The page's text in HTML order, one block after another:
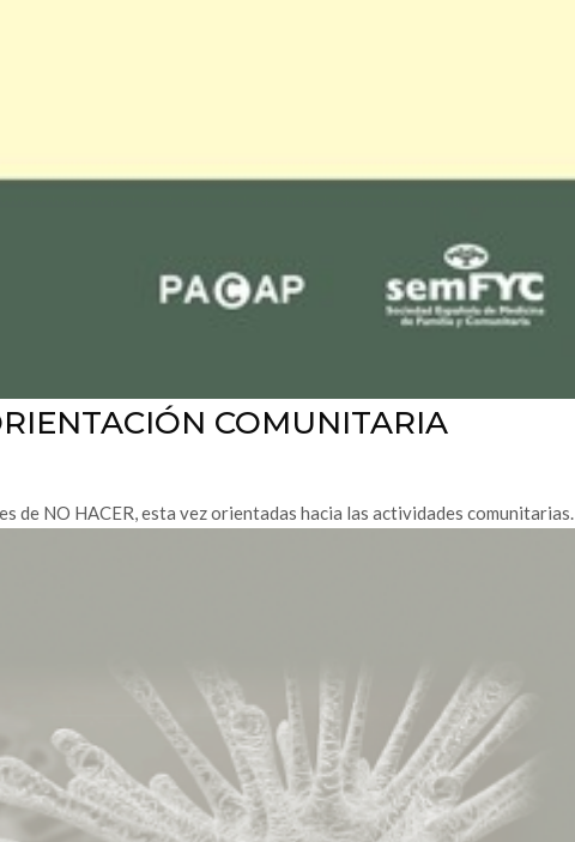
COMUNITARIA
de NO HACER, esta vez orientadas hacia las actividades comunitarias.